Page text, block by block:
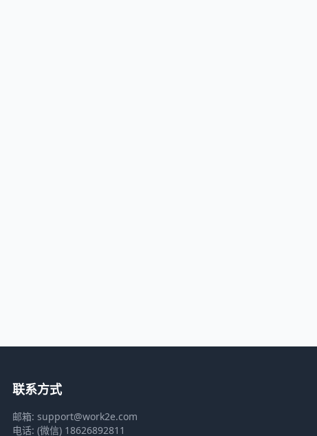
联系方式
邮箱: support@work2e.com
电话: (微信) 18626892811